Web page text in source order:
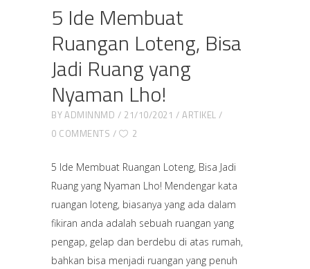
5 Ide Membuat
Ruangan Loteng, Bisa
Jadi Ruang yang
Nyaman Lho!
BYADMINNMD 21/10/2021
ARTIKEL
0 COMMENTS
2
5 Ide Membuat Ruangan Loteng, Bisa Jadi
Ruang yang Nyaman Lho! Mendengar kata
ruangan loteng, biasanya yang ada dalam
fikiran anda adalah sebuah ruangan yang
pengap, gelap dan berdebu di atas rumah,
bahkan bisa menjadi ruangan yang penuh